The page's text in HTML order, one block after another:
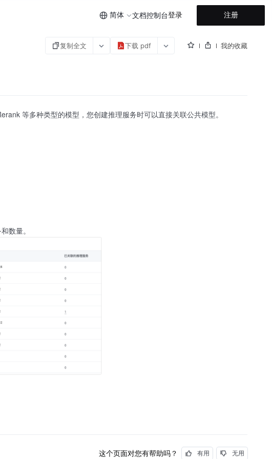
简体 文档控制台登录 注册
复制全文 下载 pdf 我的收藏
等多种类型的模型，您创建推理服务时可以直接关联公共模型。
数量。
这个页面对您有帮助吗？ 有用 无用